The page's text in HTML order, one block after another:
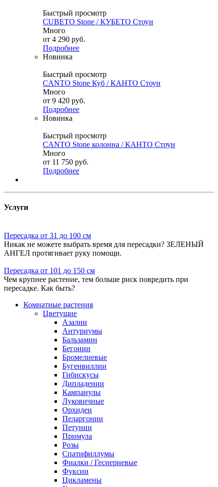
Быстрый просмотр
CUBETO Stone / КУБЕТО Стоун
Много
от 4 290 руб.
Подробнее
Новинка
Быстрый просмотр
CANTO Stone Куб / КАНТО Стоун
Много
от 9 420 руб.
Подробнее
Новинка
Быстрый просмотр
CANTO Stone колонна / КАНТО Стоун
Много
от 11 750 руб.
Подробнее
Услуги
Пересадка от 31 до 100 см
Никак не можете выбрать время для пересадки? ЗЕЛЕНЫЙ
АНГЕЛ протягивает руку помощи.
Пересадка от 101 до 150 см
Чем крупнее растение, тем больше риск повредить при
пересадке. Как быть?
Комнатные растения
Цветущие
Азалии
Антуриумы
Бальзамин
Бегонии
Бромелиевые
Бугенвиллии
Гибискусы
Дипладении
Кампанулы
Луковичные
Орхидеи
Пеларгонии
Петунии
Примула
Розы
Спатифиллумы
Фиалки / Геснериевые
Фуксии
Цикламены